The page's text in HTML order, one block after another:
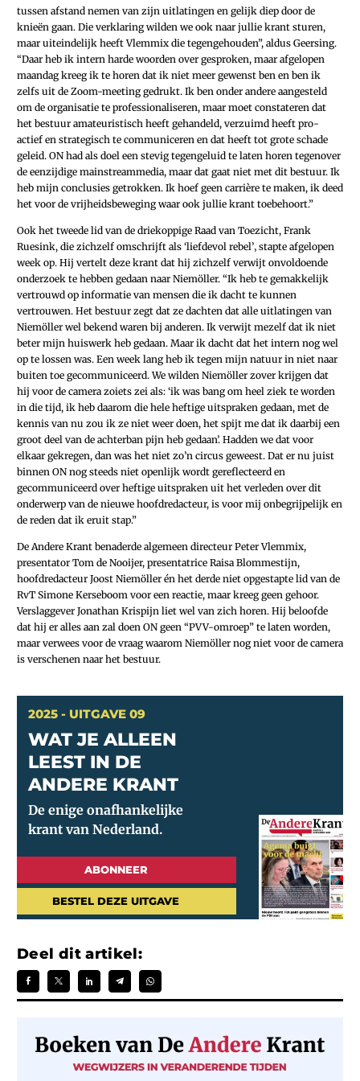
tussen afstand nemen van zijn uitlatingen en gelijk diep door de
knieën gaan. Die verklaring wilden we ook naar jullie krant sturen,
maar uiteindelijk heeft Vlemmix die tegengehouden”, aldus Geersing.
“Daar heb ik intern harde woorden over gesproken, maar afgelopen
maandag kreeg ik te horen dat ik niet meer gewenst ben en ben ik
zelfs uit de Zoom-meeting gedrukt. Ik ben onder andere aangesteld
om de organisatie te professionaliseren, maar moet constateren dat
het bestuur amateuristisch heeft gehandeld, verzuimd heeft pro-
actief en strategisch te communiceren en dat heeft tot grote schade
geleid. ON had als doel een stevig tegengeluid te laten horen tegenover
de eenzijdige mainstreammedia, maar dat gaat niet met dit bestuur. Ik
heb mijn conclusies getrokken. Ik hoef geen carrière te maken, ik deed
het voor de vrijheidsbeweging waar ook jullie krant toebehoort.”
Ook het tweede lid van de driekoppige Raad van Toezicht, Frank
Ruesink, die zichzelf omschrijft als ‘liefdevol rebel’‚ stapte afgelopen
week op. Hij vertelt deze krant dat hij zichzelf verwijt onvoldoende
onderzoek te hebben gedaan naar Niemöller. “Ik heb te gemakkelijk
vertrouwd op informatie van mensen die ik dacht te kunnen
vertrouwen. Het bestuur zegt dat ze dachten dat alle uitlatingen van
Niemöller wel bekend waren bij anderen. Ik verwijt mezelf dat ik niet
beter mijn huiswerk heb gedaan. Maar ik dacht dat het intern nog wel
op te lossen was. Een week lang heb ik tegen mijn natuur in niet naar
buiten toe gecommuniceerd. We wilden Niemöl­ler zover krijgen dat
hij voor de camera zoiets zei als: ‘ik was bang om heel ziek te worden
in die tijd, ik heb daarom die hele heftige uitspraken gedaan, met de
kennis van nu zou ik ze niet weer doen, het spijt me dat ik daarbij een
groot deel van de achterban pijn heb gedaan’. Hadden we dat voor
elkaar gekregen, dan was het niet zo’n circus geweest. Dat er nu juist
binnen ON nog steeds niet openlijk wordt gereflecteerd en
gecommuniceerd over heftige uitspraken uit het verleden over dit
onderwerp van de nieuwe hoofdredacteur, is voor mij onbegrijpelijk en
de reden dat ik eruit stap.”
De Andere Krant benaderde algemeen directeur Peter Vlemmix,
presentator Tom de Nooijer, presentatrice Raisa Blommestijn,
hoofdredacteur Joost Niemöller én het derde niet opgestapte lid van de
RvT Simone Kerseboom voor een reactie, maar kreeg geen gehoor.
Verslaggever Jonathan Krispijn liet wel van zich horen. Hij beloofde
dat hij er alles aan zal doen ON geen “PVV-omroep” te laten worden,
maar verwees voor de vraag waarom Niemöller nog niet voor de camera
is verschenen naar het bestuur.
2025 - UITGAVE 09
WAT JE ALLEEN
LEEST IN DE
ANDERE KRANT
ABONNEER
BESTEL DEZE UITGAVE
Deel dit artikel: